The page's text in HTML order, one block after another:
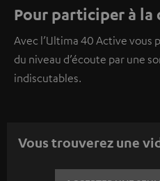
Pour participer à la
Avec l’Ultima 40 Active vous
du niveau d’écoute par une
indiscutables.
Vous trouverez une